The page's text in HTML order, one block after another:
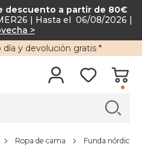
descuento a partir de 80€
| Hasta el 06/08/2026 |
>
día y devolución gratis*
Ropa de cama Funda nórdica